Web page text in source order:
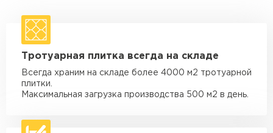
макс. длина груза 4 м
Машина - 1,5 тн до 20 м3
макс. длина груза 4 м
Машина - 3,5 тн до 30 м3
макс. длина груза 6 м
макс. длина груза 6 м
Тротуарная плитка всегда на складе
Всегда храним на складе более 4000 м2 тротуарной
плитки.
Максимальная загрузка производства 500 м2 в день.